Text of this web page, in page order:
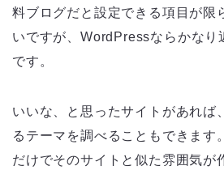
料ブログだと設定できる項目が限
いですが、WordPressならかなり
です。
いいな、と思ったサイトがあれば
るテーマを調べることもできます
だけでそのサイトと似た雰囲気が